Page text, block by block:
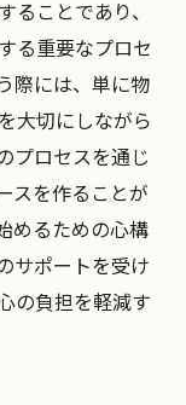
ことであり、
る重要なプロセ
際には、単に物
大切にしながら
プロセスを通じ
スを作ることが
めるための心構
サポートを受け
の負担を軽減す